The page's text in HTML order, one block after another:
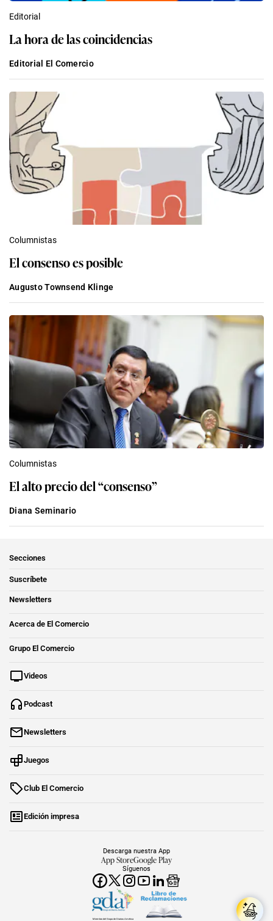
Editorial
La hora de las coincidencias
Editorial El Comercio
Columnistas
El consenso es posible
Augusto Townsend Klinge
Columnistas
El alto precio del “consenso”
Diana Seminario
Secciones
Suscríbete
Newsletters
Acerca de El Comercio
Grupo El Comercio
Videos
Podcast
Newsletters
Juegos
Club El Comercio
Edición impresa
Síguenos
Descarga nuestra App
App StoreGoogle Play
Miembro del Grupo de Diarios América